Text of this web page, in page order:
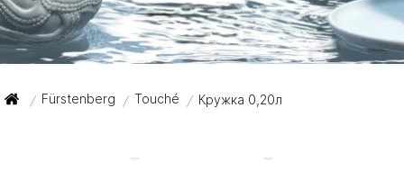
/ Fürstenberg / Touché / Кружка 0,20л